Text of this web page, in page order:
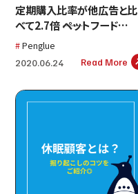
定期購入比率が他広告と比
べて2.7倍 ――ペットフード
D2C『レガリエ』が感じた
Penglueの価値とは
Penglue
2020.06.24 Read More